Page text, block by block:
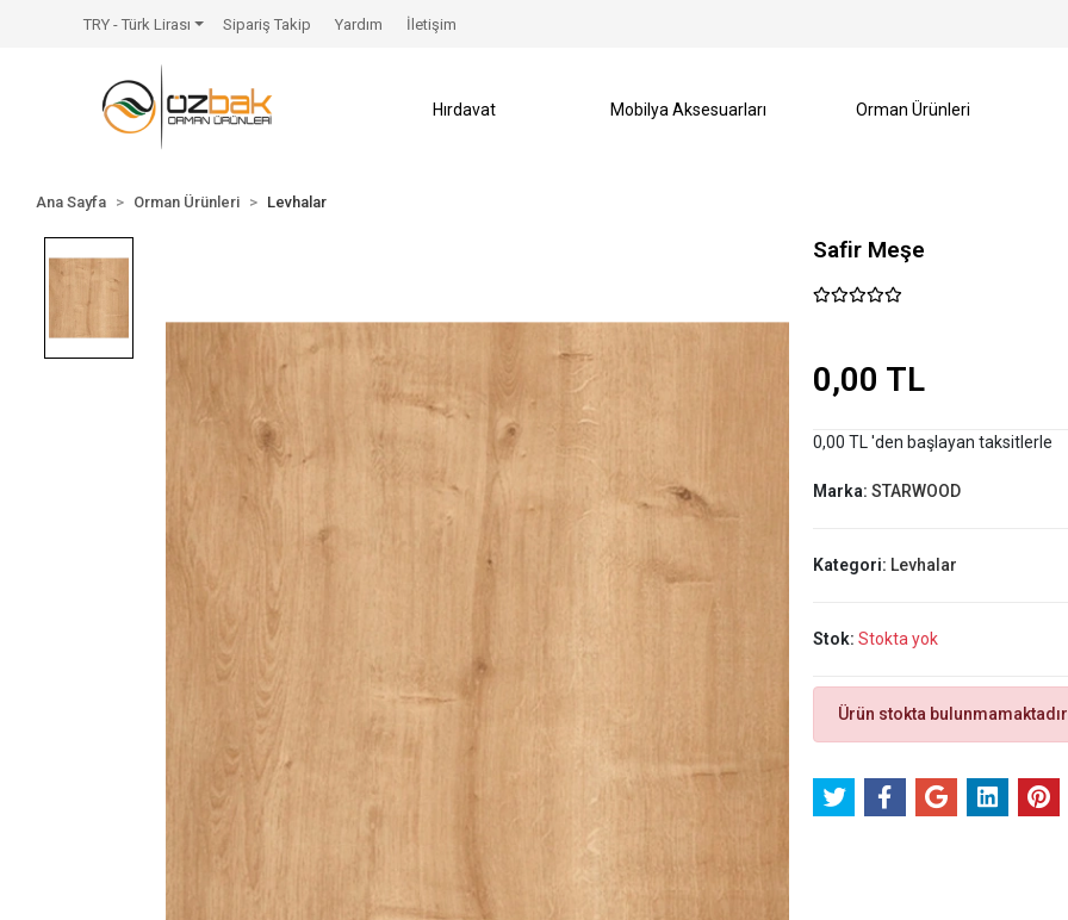
TRY - Türk Lirası Sipariş Takip Yardım İletişim
Hırdavat Mobilya Aksesuarları Orman Ürünleri
Ana Sayfa Orman Ürünleri Levhalar
Safir Meşe
0,00 TL
0,00 TL 'den başlayan taksitlerle
Marka: STARWOOD
Kategori: Levhalar
Stok: Stokta yok
Ürün stokta